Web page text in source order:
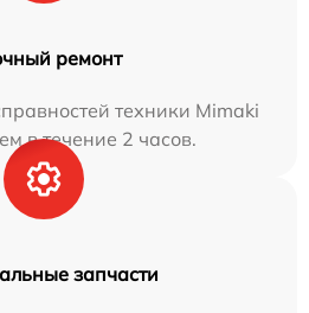
ремонт
техники Mimaki
в течение 2 часов.
запчасти